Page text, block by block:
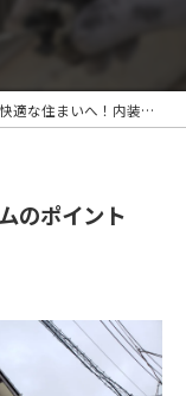
快適な住まいへ！内装リフォームのポイント
のポイント